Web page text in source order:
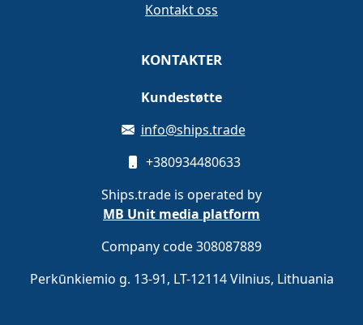
Kontakt oss
KONTAKTER
Kundestøtte
info@ships.trade
+380934480633
Ships.trade is operated by
MB Unit media platform
Company code 308087889
Perkūnkiemio g. 13-91, LT-12114 Vilnius, Lithuania